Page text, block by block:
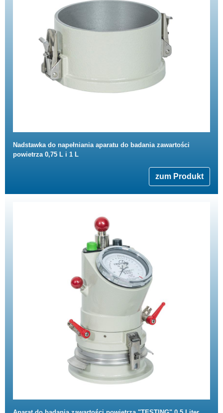
Nadstawka do napełniania aparatu do badania zawartości
powietrza 0,75 L i 1 L
zum Produkt